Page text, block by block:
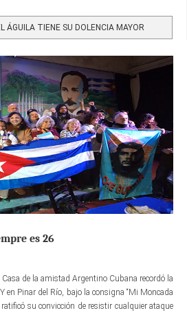
ÁGUILA TIENE SU DOLENCIA MAYOR
es 26
de la amistad Argentino Cubana recordó la
en Pinar del Río, bajo la consigna “Mi Moncada
su convicción de resistir cualquier ataque